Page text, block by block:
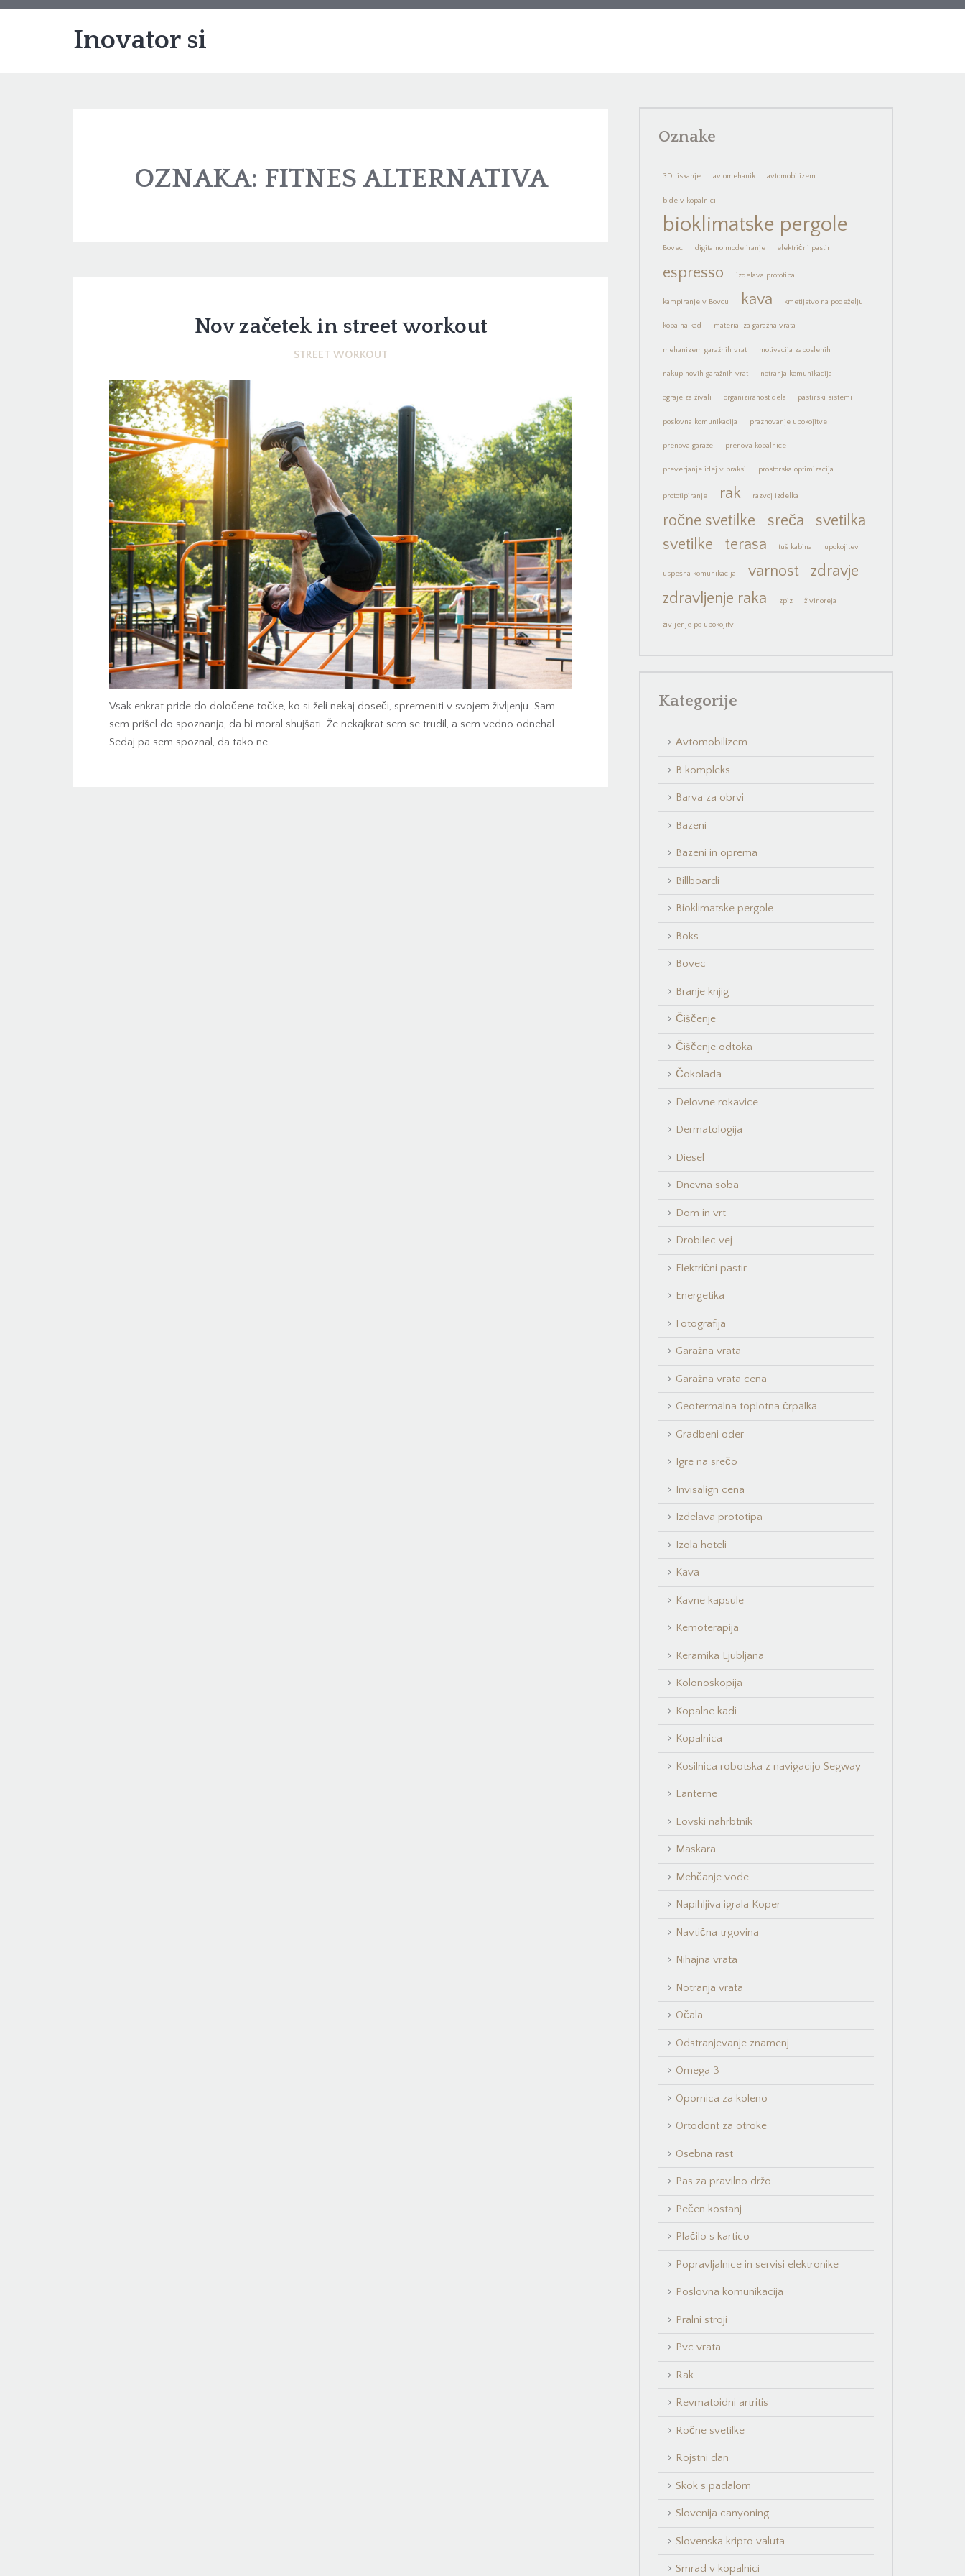
Inovator si
OZNAKA: FITNES ALTERNATIVA
Nov začetek in street workout
STREET WORKOUT
Vsak enkrat pride do določene točke, ko si želi nekaj doseči, spremeniti v svojem življenju. Sam
sem prišel do spoznanja, da bi moral shujšati. Že nekajkrat sem se trudil, a sem vedno odnehal.
Sedaj pa sem spoznal, da tako ne…
Oznake
3D tiskanje avtomehanik avtomobilizem
bide v kopalnici
bioklimatske pergole
Bovec digitalno modeliranje električni pastir
espresso izdelava prototipa
kampiranje v Bovcu kava kmetijstvo na podeželju
kopalna kad material za garažna vrata
mehanizem garažnih vrat motivacija zaposlenih
nakup novih garažnih vrat notranja komunikacija
ograje za živali organiziranost dela pastirski sistemi
poslovna komunikacija praznovanje upokojitve
prenova garaže prenova kopalnice
preverjanje idej v praksi prostorska optimizacija
prototipiranje rak razvoj izdelka
ročne svetilke sreča
svetilka
svetilke
terasa tuš kabina upokojitev
uspešna komunikacija varnost
zdravje
zdravljenje raka
zpiz živinoreja
življenje po upokojitvi
Kategorije
Avtomobilizem
B kompleks
Barva za obrvi
Bazeni
Bazeni in oprema
Billboardi
Bioklimatske pergole
Boks
Bovec
Branje knjig
Čiščenje
Čiščenje odtoka
Čokolada
Delovne rokavice
Dermatologija
Diesel
Dnevna soba
Dom in vrt
Drobilec vej
Električni pastir
Energetika
Fotografija
Garažna vrata
Garažna vrata cena
Geotermalna toplotna črpalka
Gradbeni oder
Igre na srečo
Invisalign cena
Izdelava prototipa
Izola hoteli
Kava
Kavne kapsule
Kemoterapija
Keramika Ljubljana
Kolonoskopija
Kopalne kadi
Kopalnica
Kosilnica robotska z navigacijo Segway
Lanterne
Lovski nahrbtnik
Maskara
Mehčanje vode
Napihljiva igrala Koper
Navtična trgovina
Nihajna vrata
Notranja vrata
Očala
Odstranjevanje znamenj
Omega 3
Opornica za koleno
Ortodont za otroke
Osebna rast
Pas za pravilno držo
Pečen kostanj
Plačilo s kartico
Popravljalnice in servisi elektronike
Poslovna komunikacija
Pralni stroji
Pvc vrata
Rak
Revmatoidni artritis
Ročne svetilke
Rojstni dan
Skok s padalom
Slovenija canyoning
Slovenska kripto valuta
Smrad v kopalnici